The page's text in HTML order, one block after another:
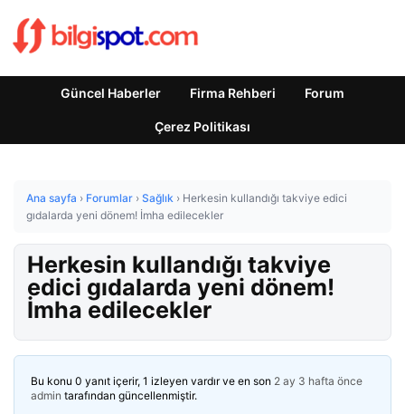
Güncel Haberler Firma Rehberi Forum
Çerez Politikası
Ana sayfa › Forumlar › Sağlık › Herkesin kullandığı takviye edici
gıdalarda yeni dönem! İmha edilecekler
Herkesin kullandığı takviye
edici gıdalarda yeni dönem!
İmha edilecekler
Bu konu 0 yanıt içerir, 1 izleyen vardır ve en son 2 ay 3 hafta önce
admin tarafından güncellenmiştir.